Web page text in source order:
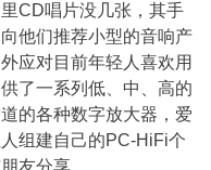
CD唱片没几张，其手
他们推荐小型的音响产
应对目前年轻人喜欢用
了一系列低、中、高的
的各种数字放大器， 爱
组建自己的PC-HiFi个